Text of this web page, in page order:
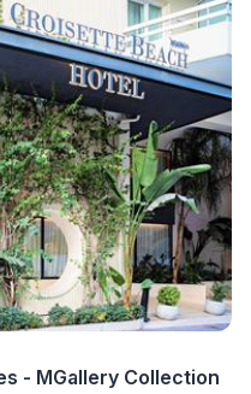
- MGallery Collection